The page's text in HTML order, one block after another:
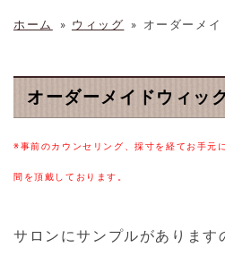
ホーム » ウィッグ » オーダーメ
オーダーメイドウィッ
※事前のカウンセリング、採寸を経てお手元
間を頂戴しております。
サロンにサンプルがあります